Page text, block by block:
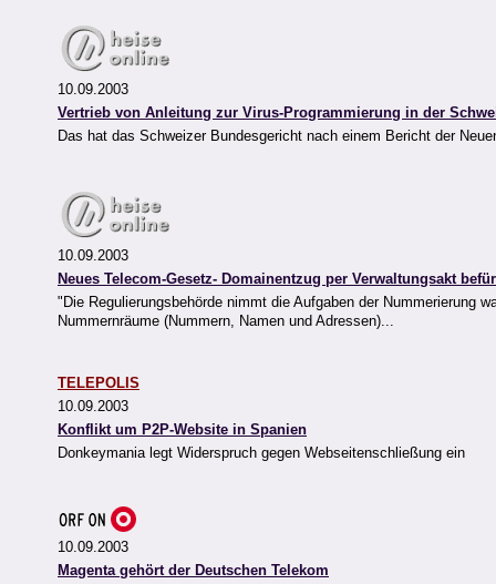
10.09.2003
Vertrieb von Anleitung zur Virus-Programmierung in der
Das hat das Schweizer Bundesgericht nach einem Bericht der
10.09.2003
Neues Telecom-Gesetz- Domainentzug per Verwaltungsakt
"Die Regulierungsbehörde nimmt die Aufgaben der Nummerierung
Nummernräume (Nummern, Namen und Adressen)...
TELEPOLIS
10.09.2003
Konflikt um P2P-Website in Spanien
Donkeymania legt Widerspruch gegen Webseitenschließung ein
10.09.2003
Magenta gehört der Deutschen Telekom